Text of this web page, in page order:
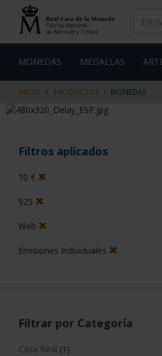
contenido
de
MONEDAS MEDALLAS
INICIO PRODUCTOS MONEDAS
Filtros aplicados
10 €
925
Web
Emisiones Individuales
Filtrar por Categoría
Casa Real (1)